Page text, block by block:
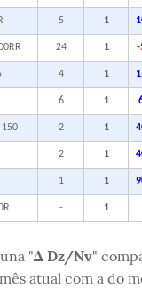
5 1
24 1 -
4 1
6 1
150 2 1
2 1
1 1
- 1
"Δ Dz/Nv"
atual com a do